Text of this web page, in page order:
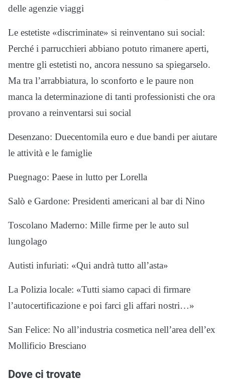
delle agenzie viaggi
Le estetiste «discriminate» si reinventano sui social:
Perché i parrucchieri abbiano potuto rimanere aperti,
mentre gli estetisti no, ancora nessuno sa spiegarselo.
Ma tra l’arrabbiatura, lo sconforto e le paure non
manca la determinazione di tanti professionisti che ora
provano a reinventarsi sui social
Desenzano: Duecentomila euro e due bandi per aiutare
le attività e le famiglie
Puegnago: Paese in lutto per Lorella
Salò e Gardone: Presidenti americani al bar di Nino
Toscolano Maderno: Mille firme per le auto sul
lungolago
Autisti infuriati: «Qui andrà tutto all’asta»
La Polizia locale: «Tutti siamo capaci di firmare
l’autocertificazione e poi farci gli affari nostri…»
San Felice: No all’industria cosmetica nell’area dell’ex
Mollificio Bresciano
Dove ci trovate